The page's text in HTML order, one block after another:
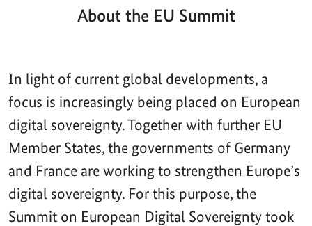
About the EU Summit
In light of current global developments, a
focus is increasingly being placed on European
digital sovereignty. Together with further EU
Member States, the governments of Germany
and France are working to strengthen Europe’s
digital sovereignty. For this purpose, the
Summit on European Digital Sovereignty took